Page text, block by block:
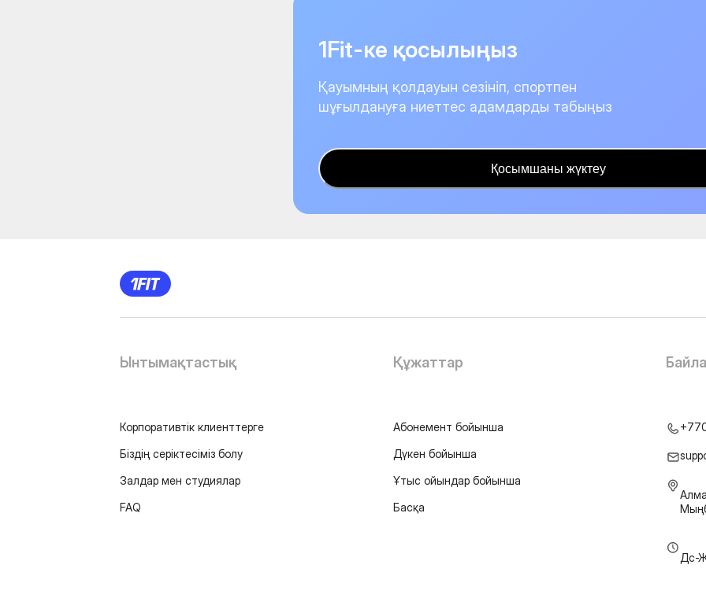
1Fit-ке қосылыңыз
Қауымның қолдауын сезініп, спортпен
шұғылдануға ниеттес адамдарды табыңыз
Қосымшаны жүктеу
Ынтымақтастық
Корпоративтік клиенттерге
Біздің серіктесіміз болу
Залдар мен студиялар
FAQ
Құжаттар
Абонемент бойынша
Дүкен бойынша
Ұтыс ойындар бойынша
Басқа
Дс-